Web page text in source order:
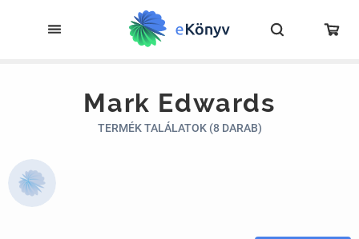
Mark Edwards
TERMÉK TALÁLATOK (8 DARAB)